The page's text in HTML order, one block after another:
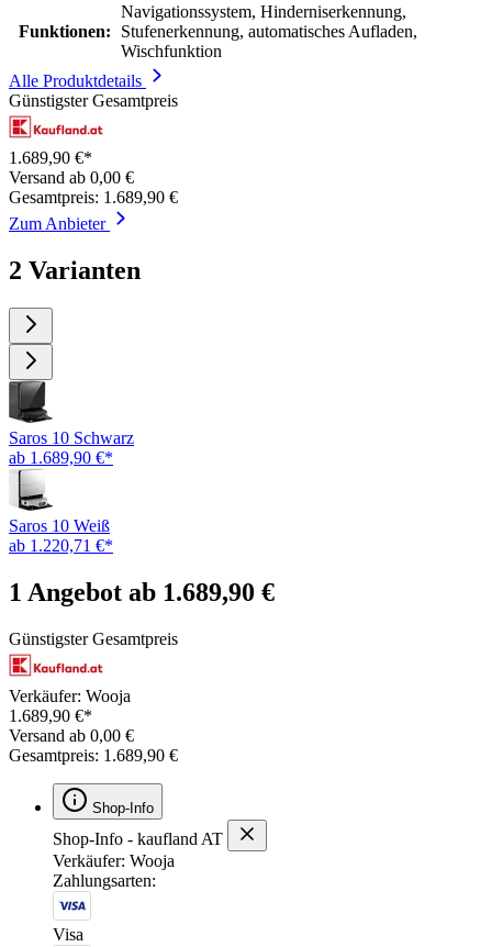
Funktionen:
Navigationssystem, Hinderniserkennung,
Stufenerkennung, automatisches Aufladen,
Wischfunktion
Alle Produktdetails
Günstigster Gesamtpreis
1.689,90 €*
Versand ab 0,00 €
Gesamtpreis: 1.689,90 €
Zum Anbieter
2 Varianten
Saros 10 Schwarz
ab 1.689,90 €*
Saros 10 Weiß
ab 1.220,71 €*
1 Angebot ab 1.689,90 €
Günstigster Gesamtpreis
Verkäufer: Wooja
1.689,90 €*
Versand ab 0,00 €
Gesamtpreis: 1.689,90 €
Shop-Info
Shop-Info - kaufland AT
Verkäufer: Wooja
Zahlungsarten:
Visa